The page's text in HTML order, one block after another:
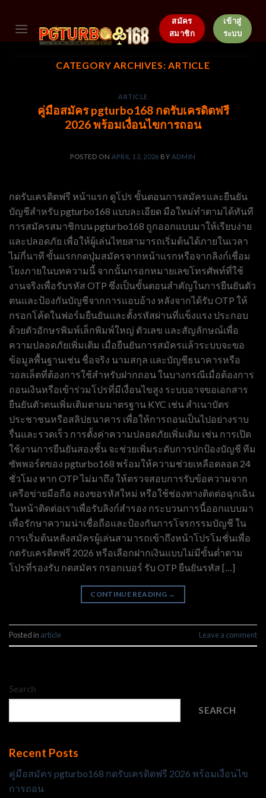
content
สมัคร
สมาชิก
เข้าสู่
ระบบ
CATEGORY ARCHIVES:ARTICLE
ARTICLE
คู่มือสมัคร pgturbo168 กดรับเครดิตฟรี
2026 พร้อมเงื่อนไขการถอน
POSTED ON APRIL 13, 2026 BY ADMIN
กดรับเครดิตฟรี หน้าแรก ดูโปร ขั้นตอนการสมัครและยืนยัน
บัญชีสำหรับ pgturbo168 แบบละเอียด มือใหม่ทำตามได้ทันที
การสมัครสมาชิกบน pgturbo168 ถูกออกแบบมาให้เรียบง่าย
และปลอดภัย เพื่อให้ผู้เล่นไทยสามารถเริ่มต้นได้ภายในเวลา
ไม่กี่นาที ขั้นแรกกดปุ่มสมัครจากหน้าแรกหรือจากลิงก์เชื่อม
โยงภายในบทความนี้ จากนั้นกรอกหมายเลขโทรศัพท์ที่ใช้
งานจริงเพื่อรับรหัส OTP ซึ่งเป็นขั้นตอนสำคัญในการยืนยันตัว
ตนและป้องกันบัญชีจากการแอบอ้าง หลังจากได้รับ OTP ให้
กรอกโค้ดในฟอร์มยืนยันและตั้งรหัสผ่านที่แข็งแรง ประกอบ
ด้วยตัวอักษรพิมพ์เล็กพิมพ์ใหญ่ ตัวเลข และสัญลักษณ์เพื่อ
ความปลอดภัยเพิ่มเติม เมื่อยืนยันการสมัครแล้วระบบจะขอ
ข้อมูลพื้นฐานเช่น ชื่อจริง นามสกุล และบัญชีธนาคารหรือ
วอลเล็ตที่ต้องการใช้สำหรับฝากถอน ในบางกรณีเมื่อต้องการ
ถอนเงินหรือเข้าร่วมโปรที่มีเงื่อนไขสูง ระบบอาจขอเอกสาร
ยืนยันตัวตนเพิ่มเติมตามมาตรฐาน KYC เช่น สำเนาบัตร
ประชาชนหรือสลิปธนาคาร เพื่อให้การถอนเป็นไปอย่างราบ
รื่นและรวดเร็ว การตั้งค่าความปลอดภัยเพิ่มเติม เช่น การเปิด
ใช้งานการยืนยันสองชั้น จะช่วยเพิ่มระดับการปกป้องบัญชี ทีม
ซัพพอร์ตของ pgturbo168 พร้อมให้ความช่วยเหลือตลอด 24
ชั่วโมง หาก OTP ไม่มาถึง ให้ตรวจสอบการรับข้อความจาก
เครือข่ายมือถือ ลองขอรหัสใหม่ หรือใช้ช่องทางติดต่อฉุกเฉิน
ในหน้าติดต่อเราเพื่อรับลิงก์สำรอง กระบวนการนี้ออกแบบมา
เพื่อรักษาความน่าเชื่อถือและป้องกันการโจรกรรมบัญชี ใน
การเริ่มต้นหลังสมัครผู้เล่นสามารถเข้าถึงหน้าโปรโมชั่นเพื่อ
กดรับเครดิตฟรี 2026 หรือเลือกฝากเงินแบบไม่มีขั้นต่ำตาม
โปรที่รองรับ กดสมัคร กรอกเบอร์ รับ OTP ยืนยันรหัส […]
CONTINUE READING →
Posted in article Leave a comment
Search
SEARCH
Recent Posts
คู่มือสมัคร pgturbo168 กดรับเครดิตฟรี 2026 พร้อมเงื่อนไข
การถอน